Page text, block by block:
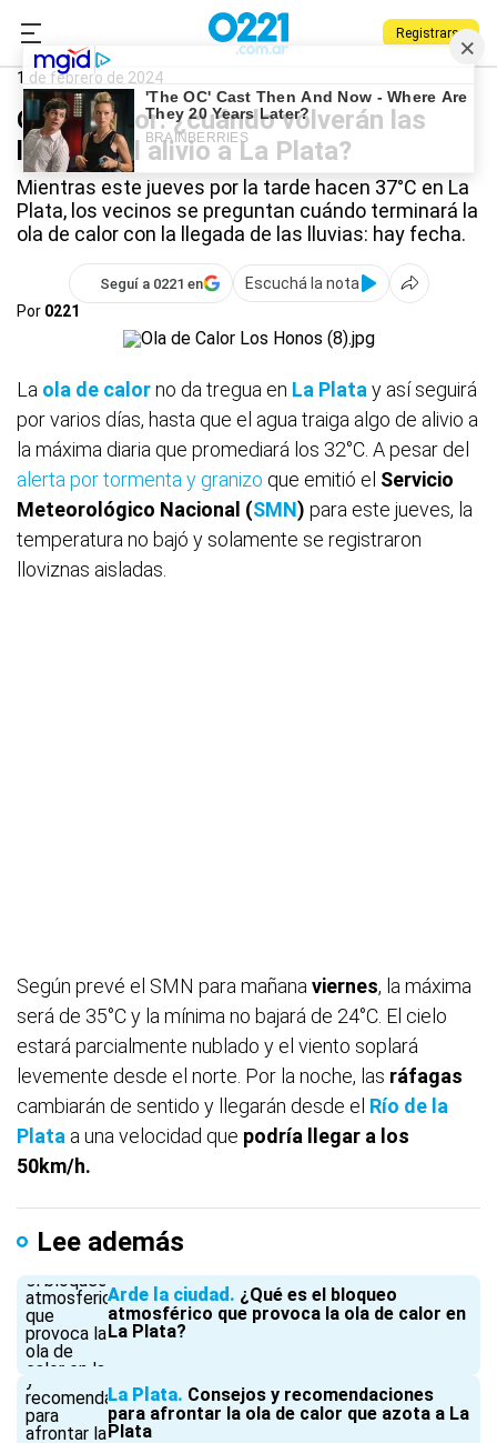
Registrarse
0221.com.ar
La Plata
1 de febrero de 2024
Ola de calor: ¿cuándo volverán las
lluvias y el alivio a La Plata?
Mientras este jueves por la tarde hacen 37°C en La
Plata, los vecinos se preguntan cuándo terminará la
ola de calor con la llegada de las lluvias: hay fecha.
Seguí a 0221 en
Escuchá la nota
Por 0221
La ola de calorno da tregua en La Plata y así seguirá
por varios días, hasta que el agua traiga algo de alivio a
la máxima diaria que promediará los 32°C. A pesar del
alerta por tormenta y granizo que emitió el Servicio
Meteorológico Nacional (SMN) para este jueves, la
temperatura no bajó y solamente se registraron
lloviznas aisladas.
Según prevé el SMN para mañana viernes, la máxima
será de 35°C y la mínima no bajará de 24°C. El cielo
estará parcialmente nublado y el viento soplará
levemente desde el norte. Por la noche, las ráfagas
cambiarán de sentido y llegarán desde el Río de la
Plata a una velocidad que podría llegar a los
50km/h.
Lee además
Arde la ciudad
¿Qué es el bloqueo
atmosférico que provoca la ola de calor en
La Plata?
La Plata Consejos y recomendaciones
para afrontar la ola de calor que azota a La
Plata